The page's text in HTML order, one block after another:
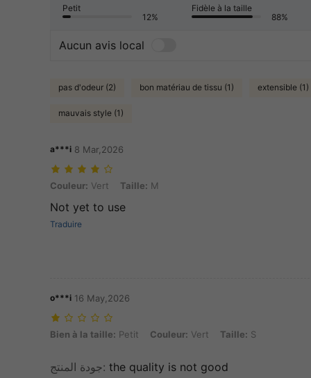
Petit
12%
Fidèle à la taille
88%
Aucun avis local
pas d'odeur (2) bon matériau de tissu (1) extensible (1)
mauvais style (1)
a***i 8 Mar,2026
Couleur: Vert, Taille: M
Couleur: Vert Taille: M
Not yet to use
Traduire
o***i 16 May,2026
Bien à la taille: Petit, Couleur: Vert, Taille: S
Bien à la taille: Petit Couleur: Vert Taille: S
جودة المنتج: the quality is not good